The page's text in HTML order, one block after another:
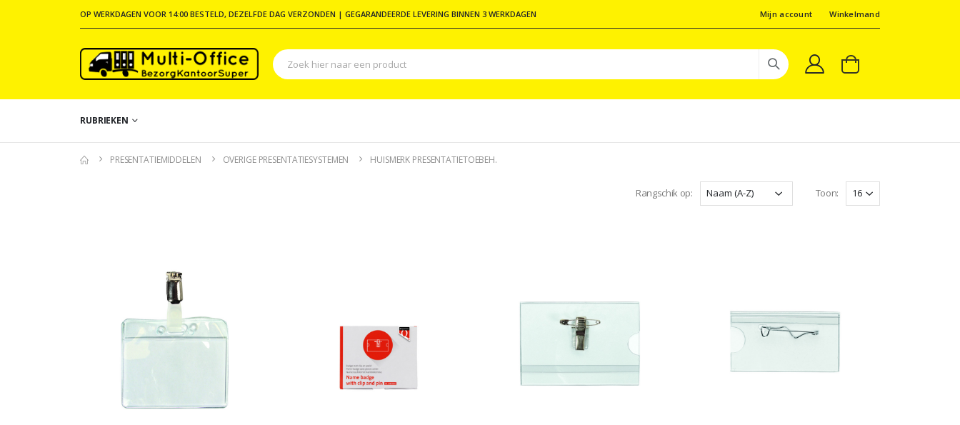
OP WERKDAGEN VOOR 14:00 BESTELD, DEZELFDE DAG VERZONDEN | GEGARANDEERDE LEVERING BINNEN 3 WERKDAGEN Mijn account Winkelmand
RUBRIEKEN
PRESENTATIEMIDDELEN OVERIGE PRESENTATIESYSTEMEN HUISMERK PRESENTATIETOEBEH.
Rangschik op: Toon: